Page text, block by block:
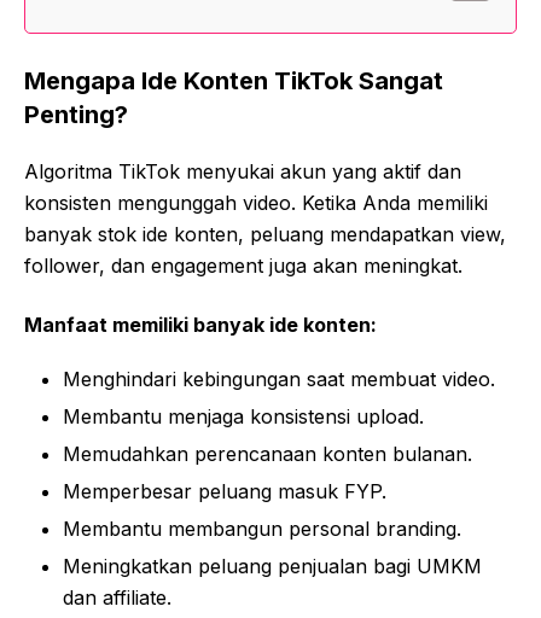
Mengapa Ide Konten TikTok Sangat
Penting?
Algoritma TikTok menyukai akun yang aktif dan
konsisten mengunggah video. Ketika Anda memiliki
banyak stok ide konten, peluang mendapatkan view,
follower, dan engagement juga akan meningkat.
Manfaat memiliki banyak ide konten:
Menghindari kebingungan saat membuat video.
Membantu menjaga konsistensi upload.
Memudahkan perencanaan konten bulanan.
Memperbesar peluang masuk FYP.
Membantu membangun personal branding.
Meningkatkan peluang penjualan bagi UMKM
dan affiliate.